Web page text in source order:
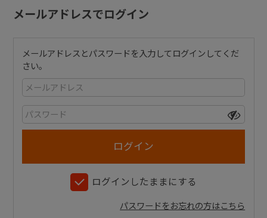
メールアドレスでログイン
メールアドレスとパスワードを入力してログインしてくだ
さい。
ログインしたままにする
パスワードをお忘れの方はこちら